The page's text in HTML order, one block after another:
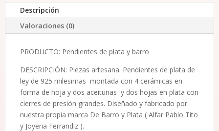
Descripción
Valoraciones (0)
PRODUCTO: Pendientes de plata y barro
DESCRIPCIÓN: Piezas artesana. Pendientes de plata de
ley de 925 milesimas montada con 4 cerámicas en
forma de hoja y dos aceitunas y dos hojas en plata con
cierres de presión grandes. Diseñado y fabricado por
nuestra propia marca De Barro y Plata ( Alfar Pablo Tito
y Joyeria Ferrandiz ).